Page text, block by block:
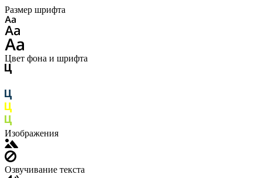
Размер шрифта
Цвет фона и шрифта
Изображения
Озвучивание текста